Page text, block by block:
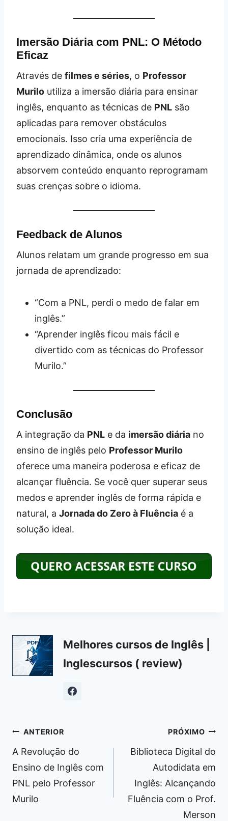
Imersão Diária com PNL: O Método
Eficaz
Através de filmes e séries, o Professor
Murilo utiliza a imersão diária para ensinar
inglês, enquanto as técnicas de PNL são
aplicadas para remover obstáculos
emocionais. Isso cria uma experiência de
aprendizado dinâmica, onde os alunos
absorvem conteúdo enquanto reprogramam
suas crenças sobre o idioma.
Feedback de Alunos
Alunos relatam um grande progresso em sua
jornada de aprendizado:
“Com a PNL, perdi o medo de falar em
inglês.”
“Aprender inglês ficou mais fácil e
divertido com as técnicas do Professor
Murilo.”
Conclusão
A integração da PNL e da imersão diária no
ensino de inglês pelo Professor Murilo
oferece uma maneira poderosa e eficaz de
alcançar fluência. Se você quer superar seus
medos e aprender inglês de forma rápida e
natural, a Jornada do Zero à Fluência é a
solução ideal.
Melhores cursos de Inglês |
Inglescursos ( review)
Navegação
de
Post
ANTERIOR
A Revolução do
Ensino de Inglês com
PNL pelo Professor
Murilo
PRÓXIMO
Biblioteca Digital do
Autodidata em
Inglês: Alcançando
Fluência com o Prof.
Merson